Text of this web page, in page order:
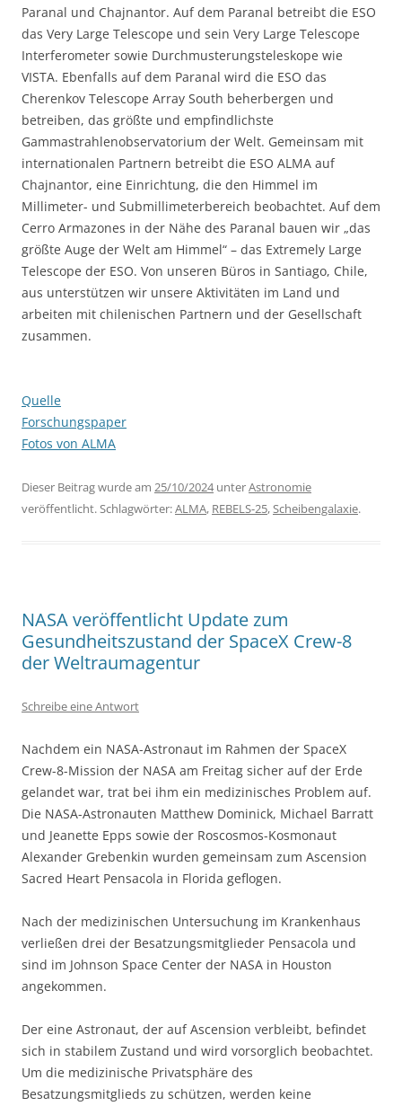
Paranal und Chajnantor. Auf dem Paranal betreibt die ESO
das Very Large Telescope und sein Very Large Telescope
Interferometer sowie Durchmusterungsteleskope wie
VISTA. Ebenfalls auf dem Paranal wird die ESO das
Cherenkov Telescope Array South beherbergen und
betreiben, das größte und empfindlichste
Gammastrahlenobservatorium der Welt. Gemeinsam mit
internationalen Partnern betreibt die ESO ALMA auf
Chajnantor, eine Einrichtung, die den Himmel im
Millimeter- und Submillimeterbereich beobachtet. Auf dem
Cerro Armazones in der Nähe des Paranal bauen wir „das
größte Auge der Welt am Himmel“ – das Extremely Large
Telescope der ESO. Von unseren Büros in Santiago, Chile,
aus unterstützen wir unsere Aktivitäten im Land und
arbeiten mit chilenischen Partnern und der Gesellschaft
zusammen.
Quelle
Forschungspaper
Fotos von ALMA
Dieser Beitrag wurde am 25/10/2024unterAstronomie
veröffentlicht. Schlagwörter:ALMA, REBELS-25,Scheibengalaxie.
NASA veröffentlicht Update zum
Gesundheitszustand der SpaceX Crew-8
der Weltraumagentur
Schreibe eine Antwort
Nachdem ein NASA-Astronaut im Rahmen der SpaceX
Crew-8-Mission der NASA am Freitag sicher auf der Erde
gelandet war, trat bei ihm ein medizinisches Problem auf.
Die NASA-Astronauten Matthew Dominick, Michael Barratt
und Jeanette Epps sowie der Roscosmos-Kosmonaut
Alexander Grebenkin wurden gemeinsam zum Ascension
Sacred Heart Pensacola in Florida geflogen.
Nach der medizinischen Untersuchung im Krankenhaus
verließen drei der Besatzungsmitglieder Pensacola und
sind im Johnson Space Center der NASA in Houston
angekommen.
Der eine Astronaut, der auf Ascension verbleibt, befindet
sich in stabilem Zustand und wird vorsorglich beobachtet.
Um die medizinische Privatsphäre des
Besatzungsmitglieds zu schützen, werden keine